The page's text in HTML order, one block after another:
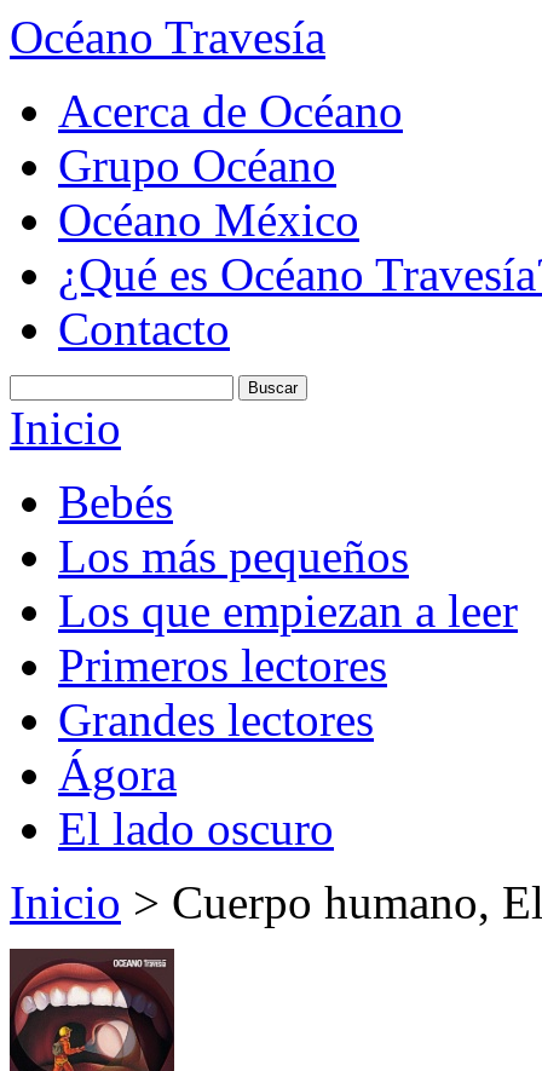
Océano Travesía
Acerca de Océano
Grupo Océano
Océano México
¿Qué es Océano
Contacto
Inicio
Bebés
Los más pequeños
Los que empiezan a leer
Primeros lectores
Grandes lectores
Ágora
El lado oscuro
Inicio > Cuerpo humano,